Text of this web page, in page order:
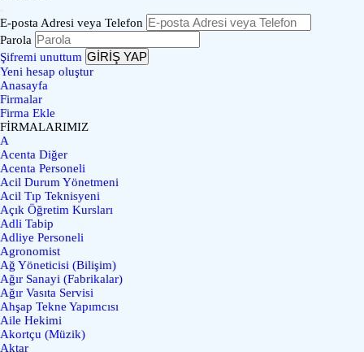
E-posta Adresi veya Telefon
Parola
Şifremi unuttum GİRİŞ YAP
Yeni hesap oluştur
Anasayfa
Firmalar
Firma Ekle
FİRMALARIMIZ
A
Acenta Diğer
Acenta Personeli
Acil Durum Yönetmeni
Acil Tıp Teknisyeni
Açık Öğretim Kursları
Adli Tabip
Adliye Personeli
Agronomist
Ağ Yöneticisi (Bilişim)
Ağır Sanayi (Fabrikalar)
Ağır Vasıta Servisi
Ahşap Tekne Yapımcısı
Aile Hekimi
Akortçu (Müzik)
Aktar